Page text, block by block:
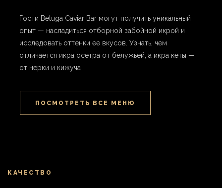
Гости Beluga Caviar Bar могут получить уникальный
опыт — насладиться отборной забойной икрой и
исследовать оттенки ее вкусов. Узнать, чем
отличается икра осетра от белужьей, а икра кеты —
от нерки и кижуча
ПОСМОТРЕТЬ ВСЕ МЕНЮ
КАЧЕСТВО